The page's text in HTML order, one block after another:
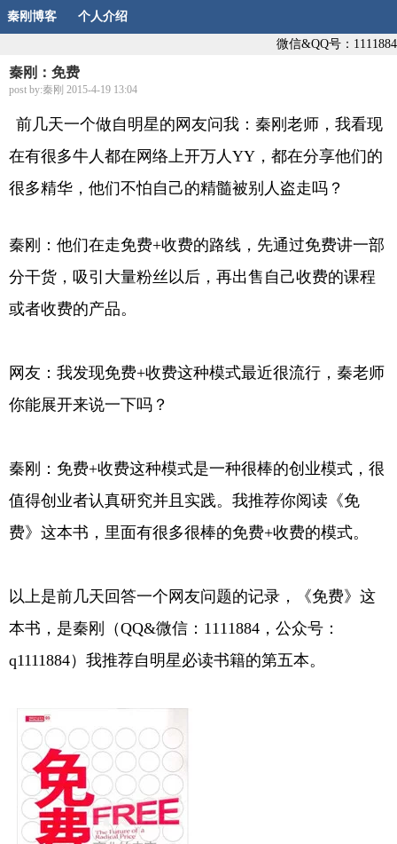
秦刚博客 个人介绍
微信&QQ号：1111884
秦刚：免费
post by:秦刚 2015-4-19 13:04
前几天一个做自明星的网友问我：秦刚老师，我看现
在有很多牛人都在网络上开万人YY，都在分享他们的
很多精华，他们不怕自己的精髓被别人盗走吗？
秦刚：他们在走免费+收费的路线，先通过免费讲一部
分干货，吸引大量粉丝以后，再出售自己收费的课程
或者收费的产品。
网友：我发现免费+收费这种模式最近很流行，秦老师
你能展开来说一下吗？
秦刚：免费+收费这种模式是一种很棒的创业模式，很
值得创业者认真研究并且实践。我推荐你阅读《免
费》这本书，里面有很多很棒的免费+收费的模式。
以上是前几天回答一个网友问题的记录，《免费》这
本书，是秦刚（QQ&微信：1111884，公众号：
q1111884）我推荐自明星必读书籍的第五本。